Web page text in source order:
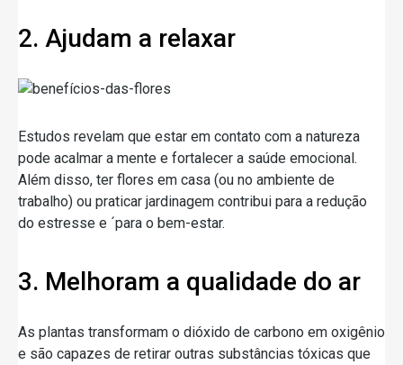
2. Ajudam a relaxar
Estudos revelam que estar em contato com a natureza
pode acalmar a mente e fortalecer a saúde emocional.
Além disso, ter flores em casa (ou no ambiente de
trabalho) ou praticar jardinagem contribui para a redução
do estresse e ´para o bem-estar.
3. Melhoram a qualidade do ar
As plantas transformam o dióxido de carbono em oxigênio
e são capazes de retirar outras substâncias tóxicas que